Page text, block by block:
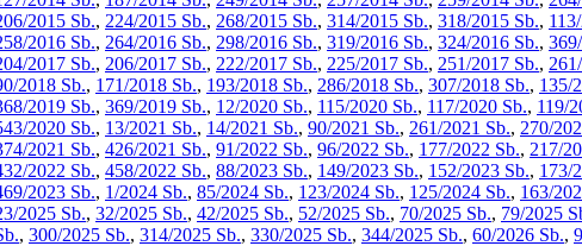
2015 Sb., 224/2015 Sb., 268/2015 Sb., 314/2015 Sb., 318/2015 Sb.,
2016 Sb., 264/2016 Sb., 298/2016 Sb., 319/2016 Sb., 324/2016 Sb.,
2017 Sb., 206/2017 Sb., 222/2017 Sb., 225/2017 Sb., 251/2017 Sb.,
2018 Sb., 171/2018 Sb., 193/2018 Sb., 286/2018 Sb., 307/2018 Sb., 135/
2019 Sb., 369/2019 Sb., 12/2020 Sb., 115/2020 Sb., 117/2020 Sb., 119/
2020 Sb., 13/2021 Sb., 14/2021 Sb., 90/2021 Sb., 261/2021 Sb., 270/
2021 Sb., 426/2021 Sb., 91/2022 Sb., 96/2022 Sb., 177/2022 Sb., 217/
2022 Sb., 458/2022 Sb., 88/2023 Sb., 149/2023 Sb., 152/2023 Sb., 173/
2023 Sb., 1/2024 Sb., 85/2024 Sb., 123/2024 Sb., 125/2024 Sb., 163/
2025 Sb., 32/2025 Sb., 42/2025 Sb., 52/2025 Sb., 70/2025 Sb., 79/2025
, 300/2025 Sb., 314/2025 Sb., 330/2025 Sb., 344/2025 Sb., 60/2026 Sb.,